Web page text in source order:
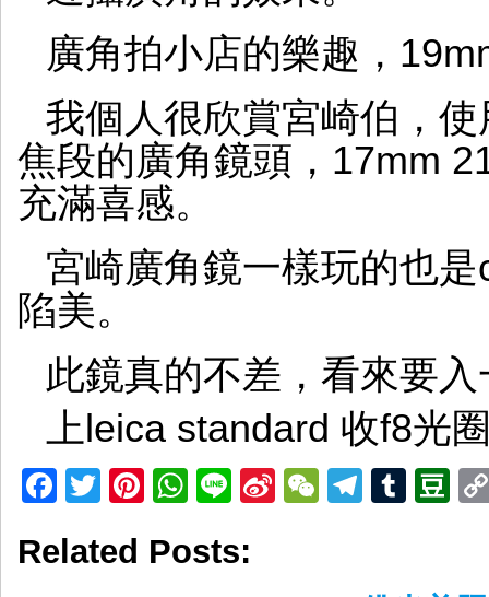
廣角拍小店的樂趣，
我個人很欣賞宮崎伯，
焦段的廣角鏡頭，17mm
充滿喜感。
宮崎廣角鏡一樣玩的也
陷美。
此鏡真的不差，看來要
上leica standard 收f8光
Facebook
TwitterPinterest
WhatsApp
LineSinaWeChat
Related Posts: